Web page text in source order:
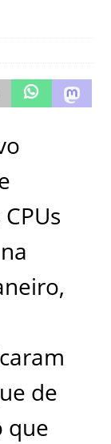
de
que